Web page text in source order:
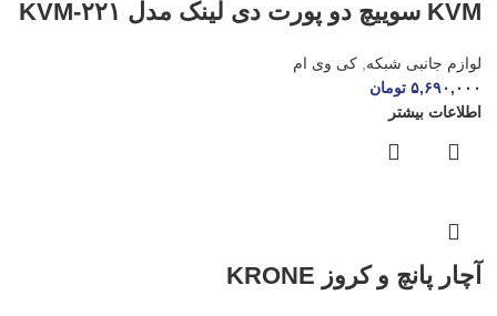
KVM سوییچ دو پورت دی لینک مدل KVM-۲۲۱
لوازم جانبی شبکه, کی وی ام
۵,۶۹۰,۰۰۰ تومان
اطلاعات بیشتر
آچار پانچ و کروز KRONE